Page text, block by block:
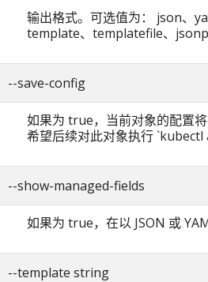
输出格式。可选值为： json、
template、templatefile、
--save-config
如果为 true，当前对象的配置
希望后续对此对象执行 `kubectl
--show-managed-fields
如果为 true，在以 JSON 或
--template string